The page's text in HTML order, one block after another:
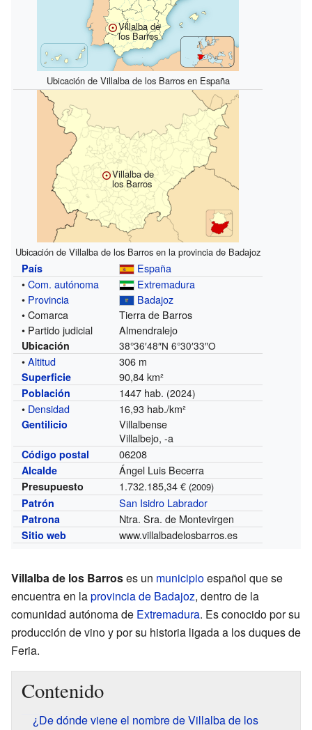
Villalba de
los Barros
Ubicación de Villalba de los Barros en España
Villalba de
los Barros
Ubicación de Villalba de los Barros en la provincia de Badajoz
País
España
•Com. autónoma
Extremadura
• Provincia
Badajoz
• Comarca
Tierra de Barros
• Partido judicial
Almendralejo
Ubicación 38°36′48″N 6°30′33″O
•Altitud 306 m
Superficie 90,84 km²
Población 1447 hab. (2024)
• Densidad 16,93 hab./km²
Gentilicio
Villalbense
Villalbejo, -a
Código postal 06208
Alcalde Ángel Luis Becerra
Presupuesto 1.732.185,34 € (2009)
Patrón San Isidro Labrador
Patrona Ntra. Sra. de Montevirgen
Sitio web www.villalbadelosbarros.es
Villalba de los Barroses un municipioespañol que se
encuentra en laprovincia de Badajoz, dentro de la
comunidad autónoma de Extremadura. Es conocido por su
producción de vino y por su historia ligada a los duques de
Feria.
Contenido
¿De dónde viene el nombre de Villalba de los